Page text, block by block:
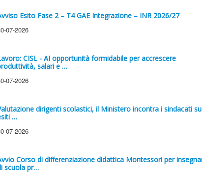
Esito Fase 2 – T4 GAE Integrazione – INR 2026/27
07-2026
CISL - AI opportunità formidabile per accrescere
salari e …
07-2026
dirigenti scolastici, il Ministero incontra i sindacati
…
07-2026
Corso di differenziazione didattica Montessori per
scuola pr…